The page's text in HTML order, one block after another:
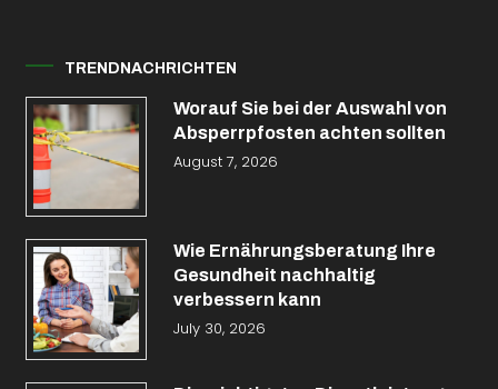
TRENDNACHRICHTEN
Worauf Sie bei der Auswahl von
Absperrpfosten achten sollten
August 7, 2026
Wie Ernährungsberatung Ihre
Gesundheit nachhaltig
verbessern kann
July 30, 2026